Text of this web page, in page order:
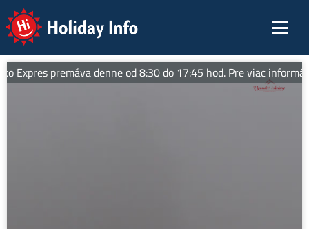
Holiday Info
Expres premáva denne od 8:30 do 17:45 hod. Pre viac